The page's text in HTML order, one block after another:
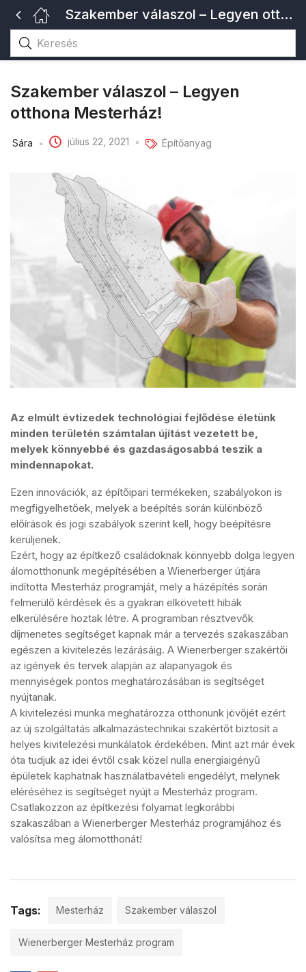
Szakember válaszol – Legyen otthona Mesterház!
Szakember válaszol – Legyen
otthona Mesterház!
Sára július 22, 2021 Építőanyag
Az elmúlt évtizedek technológiai fejlődése életünk
minden területén számtalan újítást vezetett be,
melyek könnyebbé és gazdaságosabbá teszik a
mindennapokat.
Ezen innovációk, az építőipari termékeken, szabályokon is
megfigyelhetőek, melyek a beépítés során különböző
előírások és jogi szabályok szerint kell, hogy beépítésre
kerüljenek.
Ezért, hogy az építkező családoknak könnyebb dolga legyen
álomotthonunk megépítésében a Wienerberger útjára
indította Mesterház programját, mely a házépítés során
felmerülő kérdések és a gyakran elkövetett hibák
elkerülésére hoztak létre. A programban résztvevők
díjmenetes segítséget kapnak már a tervezés szakaszában
egészen a kivitelezés lezárásáig. A Wienerberger szakértői
az igények és tervek alapján az alapanyagok és
mennyiségek pontos meghatározásában is segítséget
nyújtanak.
A kivitelezési munka meghatározza otthonunk jövőjét ezért
az új szolgáltatás alkalmazástechnikai szakértőt biztosít a
helyes kivitelezési munkálatok érdekében. Mint azt már évek
óta tudjuk az idei évtől csak közel nulla energiaigényű
épületek kaphatnak használatbavételi engedélyt, melynek
eléréséhez is segítséget nyújt a Mesterház program.
Csatlakozzon az építkezési folyamat legkorábbi
szakaszában a Wienerberger Mesterház programjához és
valósítsa meg álomotthonát!
Tags: Mesterház Szakember válaszol
Wienerberger Mesterház program